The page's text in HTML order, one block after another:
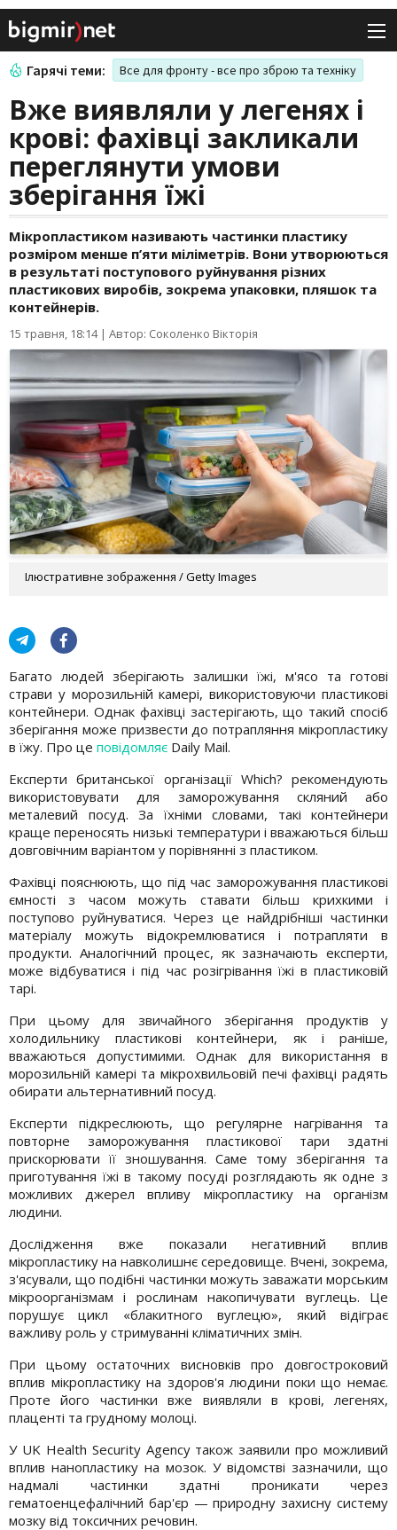
Гарячі теми: Все для фронту - все про зброю та техніку
Вже виявляли у легенях і
крові: фахівці закликали
переглянути умови
зберігання їжі
Мікропластиком називають частинки пластику
розміром менше п’яти міліметрів. Вони утворюються
в результаті поступового руйнування різних
пластикових виробів, зокрема упаковки, пляшок та
контейнерів.
15 травня, 18:14| Автор: Соколенко Вікторія
Ілюстративне зображення / Getty Images
Багато людей зберігають залишки їжі, м'ясо та готові
страви у морозильній камері, використовуючи пластикові
контейнери. Однак фахівці застерігають, що такий спосіб
зберігання може призвести до потрапляння мікропластику
в їжу. Про це повідомляє Daily Mail.
Експерти британської організації Which? рекомендують
використовувати для заморожування скляний або
металевий посуд. За їхніми словами, такі контейнери
краще переносять низькі температури і вважаються більш
довговічним варіантом у порівнянні з пластиком.
Фахівці пояснюють, що під час заморожування пластикові
ємності з часом можуть ставати більш крихкими і
поступово руйнуватися. Через це найдрібніші частинки
матеріалу можуть відокремлюватися і потрапляти в
продукти. Аналогічний процес, як зазначають експерти,
може відбуватися і під час розігрівання їжі в пластиковій
тарі.
При цьому для звичайного зберігання продуктів у
холодильнику пластикові контейнери, як і раніше,
вважаються допустимими. Однак для використання в
морозильній камері та мікрохвильовій печі фахівці радять
обирати альтернативний посуд.
Експерти підкреслюють, що регулярне нагрівання та
повторне заморожування пластикової тари здатні
прискорювати її зношування. Саме тому зберігання та
приготування їжі в такому посуді розглядають як одне з
можливих джерел впливу мікропластику на організм
людини.
Дослідження вже показали негативний вплив
мікропластику на навколишнє середовище. Вчені, зокрема,
з'ясували, що подібні частинки можуть заважати морським
мікроорганізмам і рослинам накопичувати вуглець. Це
порушує цикл «блакитного вуглецю», який відіграє
важливу роль у стримуванні кліматичних змін.
При цьому остаточних висновків про довгостроковий
вплив мікропластику на здоров'я людини поки що немає.
Проте його частинки вже виявляли в крові, легенях,
плаценті та грудному молоці.
У UK Health Security Agency також заявили про можливий
вплив нанопластику на мозок. У відомстві зазначили, що
надмалі частинки здатні проникати через
гематоенцефалічний бар'єр — природну захисну систему
мозку від токсичних речовин.